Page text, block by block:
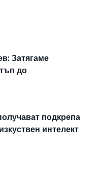
Затягаме
до
подкрепа
интелект